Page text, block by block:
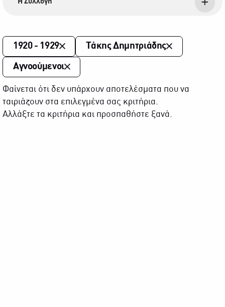
Η Συλλογή
1920 - 1929 Τάκης Δημητριάδης
Αγνοούμενοι
Φαίνεται ότι δεν υπάρχουν αποτελέσματα που να
ταιριάζουν στα επιλεγμένα σας κριτήρια.
Αλλάξτε τα κριτήρια και προσπαθήστε ξανά.